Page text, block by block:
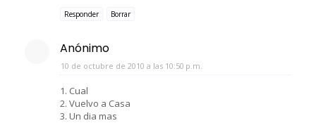
Responder Borrar
Anónimo
10 de octubre de 2010 a las 10:50 p.m.
1. Cual
2. Vuelvo a Casa
3. Un dia mas